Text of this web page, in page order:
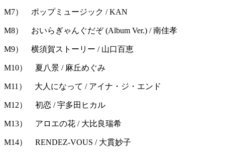
M7） ポップミュージック / KAN
M8） おいらぎゃんぐだぞ (Album Ver.) / 南佳孝
M9） 横須賀ストーリー / 山口百恵
M10） 夏八景 / 麻丘めぐみ
M11） 大人になって / アイナ・ジ・エンド
M12） 初恋 / 宇多田ヒカル
M13） アロエの花 / 大比良瑞希
M14） RENDEZ-VOUS / 大貫妙子